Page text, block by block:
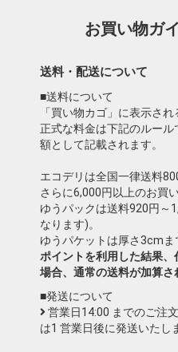
お買い物ガ
送料・配送について
■送料について
「買い物カゴ」に表示さ
正式な料金は下記のルー
額として記載されます。
エコデリは全国一律送料
さらに6,000円以上のお買
ゆうパックは送料920円～
なります)。
ゆうパケットは厚さ3cmま
ポイントを利用した結果
場合、通常の送料が加算さ
■発送について
営業日14:00 までのご注
は1 営業日後に発送いたし